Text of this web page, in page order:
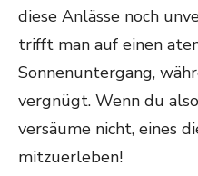
diese Anlässe noch
trifft man auf einen
Sonnenuntergang,
vergnügt. Wenn du
versäume nicht, eines
mitzuerleben!